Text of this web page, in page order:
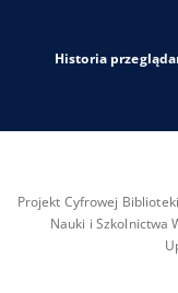
Historia
Projekt Cyfrowej
Nauki i Szkolnictwa